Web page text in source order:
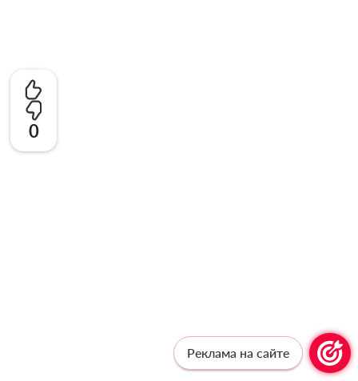
0
Реклама на сайте